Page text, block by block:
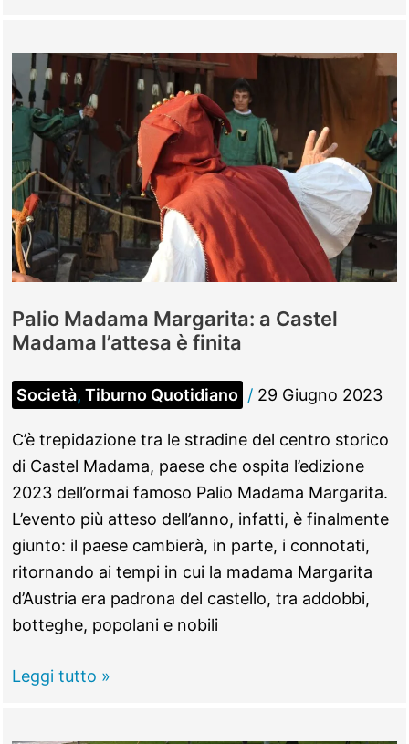
Spazio
agli
artisti
emergenti
col
“Casteju
Ghost
Talent”
Palio Madama Margarita: a Castel
Madama l’attesa è finita
Società, Tiburno Quotidiano / 29 Giugno 2023
C’è trepidazione tra le stradine del centro storico
di Castel Madama, paese che ospita l’edizione
2023 dell’ormai famoso Palio Madama Margarita.
L’evento più atteso dell’anno, infatti, è finalmente
giunto: il paese cambierà, in parte, i connotati,
ritornando ai tempi in cui la madama Margarita
d’Austria era padrona del castello, tra addobbi,
botteghe, popolani e nobili
Palio
Leggi tutto »